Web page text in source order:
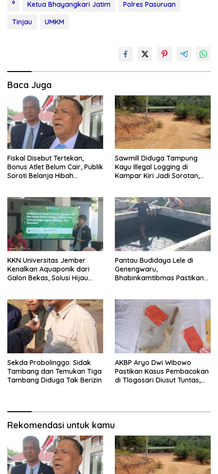
⁰ Ketua Bhayangkari Jatim
Polres Pasuruan
Tinjau
UMKM
Baca Juga
Fiskal Disebut Tertekan,
Bonus Atlet Belum Cair, Publik
Soroti Belanja Hibah
Sawmill Diduga Tampung
Kayu Illegal Logging di
Kampar Kiri Jadi Sorotan,
KKN Universitas Jember
Kenalkan Aquaponik dari
Galon Bekas, Solusi Hijau
Pantau Budidaya Lele di
Genengwaru,
Bhabinkamtibmas Pastikan
Sekda Probolinggo: Sidak
Tambang dan Temukan Tiga
Tambang Diduga Tak Berizin
AKBP Aryo Dwi Wibowo
Pastikan Kasus Pembacokan
di Tlogosari Diusut Tuntas,
Rekomendasi untuk kamu